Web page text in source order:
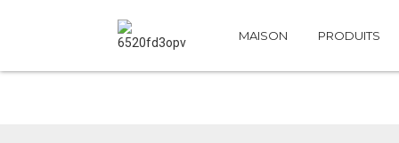
MAISON PRODUITS